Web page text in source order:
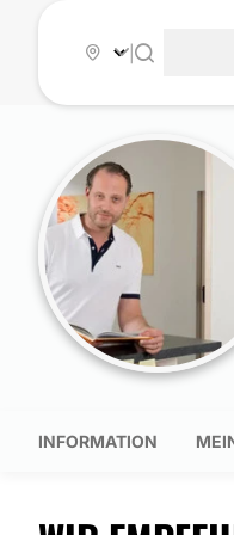
INFORMATION